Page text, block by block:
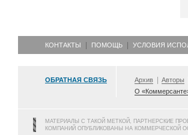
КОНТАКТЫ ПОМОЩЬ УСЛОВИЯ
ОБРАТНАЯ СВЯЗЬ Архив Авторы
О
МАТЕРИАЛЫ С ТАКОЙ МЕТКОЙ, ПАРТНЕРСКИЕ
КОМПАНИЙ ОПУБЛИКОВАНЫ НА КОММЕРЧЕСКОЙ